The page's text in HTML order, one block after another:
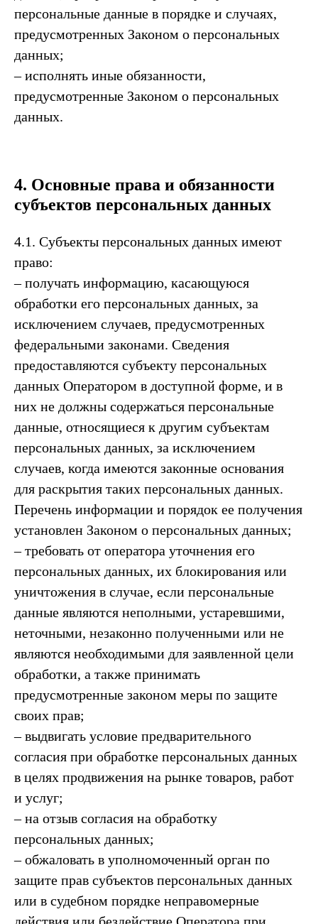
персональные данные в порядке и случаях,
предусмотренных Законом о персональных
данных;
– исполнять иные обязанности,
предусмотренные Законом о персональных
данных.
4. Основные права и обязанности
субъектов персональных данных
4.1. Субъекты персональных данных имеют
право:
– получать информацию, касающуюся
обработки его персональных данных, за
исключением случаев, предусмотренных
федеральными законами. Сведения
предоставляются субъекту персональных
данных Оператором в доступной форме, и в
них не должны содержаться персональные
данные, относящиеся к другим субъектам
персональных данных, за исключением
случаев, когда имеются законные основания
для раскрытия таких персональных данных.
Перечень информации и порядок ее получения
установлен Законом о персональных данных;
– требовать от оператора уточнения его
персональных данных, их блокирования или
уничтожения в случае, если персональные
данные являются неполными, устаревшими,
неточными, незаконно полученными или не
являются необходимыми для заявленной цели
обработки, а также принимать
предусмотренные законом меры по защите
своих прав;
– выдвигать условие предварительного
согласия при обработке персональных данных
в целях продвижения на рынке товаров, работ
и услуг;
– на отзыв согласия на обработку
персональных данных;
– обжаловать в уполномоченный орган по
защите прав субъектов персональных данных
или в судебном порядке неправомерные